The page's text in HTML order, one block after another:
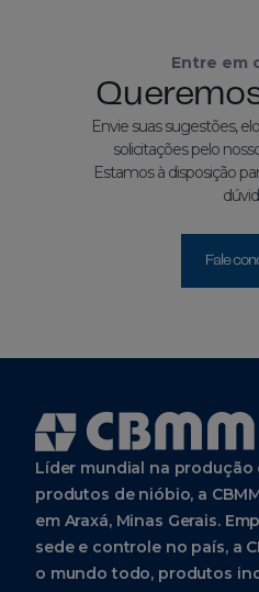
Entre em
Envie suas sugestões,
solicitações pelo
Estamos à disposição
Fale
Líder mundial na
produtos de nióbio, a
em Araxá, Minas Gerais.
sede e controle no país, a
o mundo todo, produtos